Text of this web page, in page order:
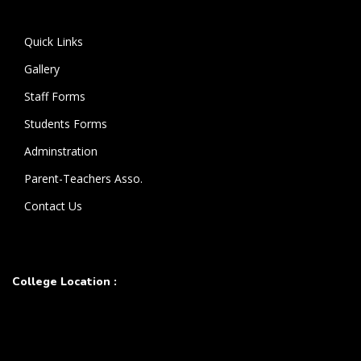
Quick Links
Gallery
Staff Forms
Students Forms
Adminstration
Parent-Teachers Asso.
Contact Us
College Location :